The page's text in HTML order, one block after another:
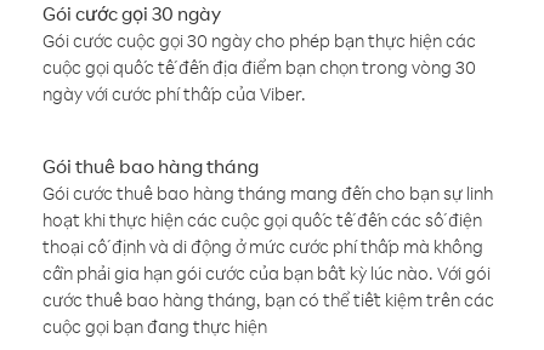
Gói cước gọi 30 ngày
Gói cước cuộc gọi 30 ngày cho phép bạn thực hiện các
cuộc gọi quốc tế đến địa điểm bạn chọn trong vòng 30
ngày với cước phí thấp của Viber.
Gói thuê bao hàng tháng
Gói cước thuê bao hàng tháng mang đến cho bạn sự linh
hoạt khi thực hiện các cuộc gọi quốc tế đến các số điện
thoại cố định và di động ở mức cước phí thấp mà không
cần phải gia hạn gói cước của bạn bất kỳ lúc nào. Với gói
cước thuê bao hàng tháng, bạn có thể tiết kiệm trên các
cuộc gọi bạn đang thực hiện